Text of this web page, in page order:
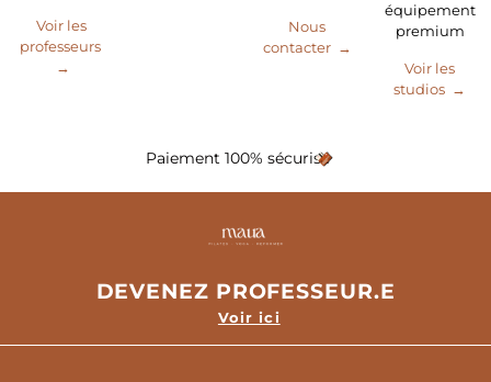
Voir les
professeurs
→
Nous
contacter →
équipement
premium
Voir les
studios →
Paiement 100% sécurisé
DEVENEZ PROFESSEUR.E
Voir ici